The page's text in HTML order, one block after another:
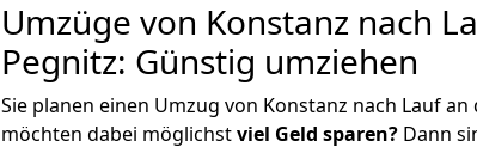
Umzüge von Konstanz nach
Pegnitz: Günstig umziehen
Sie planen einen Umzug von Konstanz nach Lauf
möchten dabei möglichstviel Geld sparen? Dann